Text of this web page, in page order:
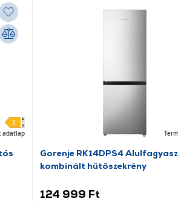
adatlap
Gorenje RK14DPS4
kombinált hűtőszekrény
124 999 Ft